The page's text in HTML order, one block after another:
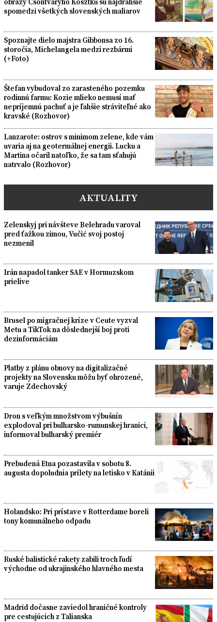
spomedzi všetkých slovenských maliarov
Spoznajte dielo majstra Gibbonsa zo 16.
storočia, Michelangela medzi rezbármi
(+Foto)
Štefan vybudoval zo zarasteného pozemku
rodinnú farmu: Kozie mlieko nemusí mať
nepríjemnú pachuť a je ľahšie stráviteľné ako
kravské (Rozhovor)
Lanzarote: ostrov s minimom zelene, kde vám
uvaria aj na geotermálnej energii. Lucku a
Martina očaril natoľko, že sa tam sťahujú
natrvalo (Rozhovor)
AKTUALITY
Zelenskyj pri návšteve Belehradu varoval
pred ťažkou zimou, Vučić svoj postoj
nezmenil
Irán napadol tanker SAE v Hormuzskom
prielive
Brusel po migračnej kríze v Ceute vyzval
Metu a TikTok na dôslednejší boj proti
dezinformáciám
Platby z plánu obnovy na digitalizačné
projekty na Slovensku môžu byť ohrozené,
varuje Zdechovský
Dron s veľkým množstvom výbušnín
explodoval pri bulharsko-rumunskej hranici,
informoval bulharský premiér
Prebudená Etna pozastavila v sobotu 8.
augusta dopoludnia prílety na letisko v Katánii
Holandsko: Pri prístave v Rotterdame horeli
tony komunálneho odpadu
Ruské balistické rakety zabili troch ľudí
východne od ukrajinského hlavného mesta
Madrid dočasne zaviedol hraničné kontroly
pre cestujúcich z Talianska